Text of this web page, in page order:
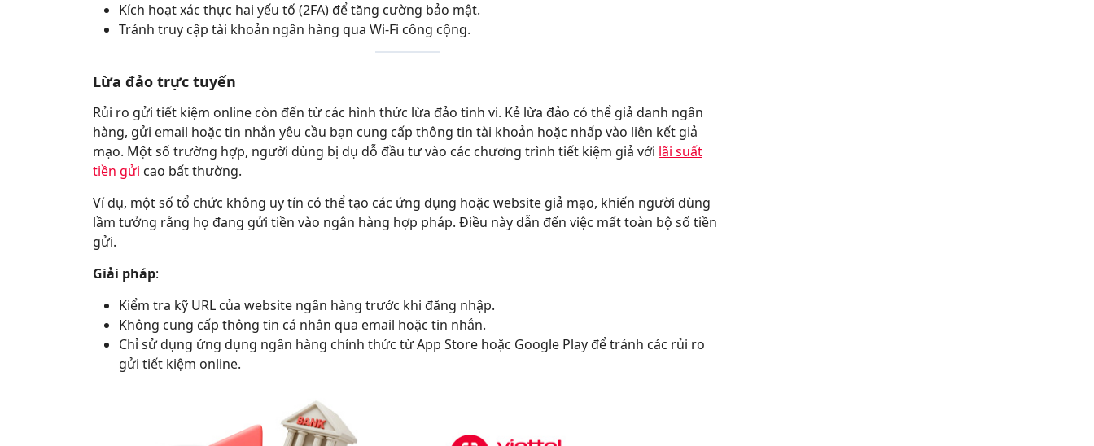
Kích hoạt xác thực hai yếu tố (2FA) để tăng cường bảo mật.
Tránh truy cập tài khoản ngân hàng qua Wi-Fi công cộng.
Lừa đảo trực tuyến
Rủi ro gửi tiết kiệm online còn đến từ các hình thức lừa đảo tinh vi. Kẻ lừa đảo có thể giả danh ngân
hàng, gửi email hoặc tin nhắn yêu cầu bạn cung cấp thông tin tài khoản hoặc nhấp vào liên kết giả
mạo. Một số trường hợp, người dùng bị dụ dỗ đầu tư vào các chương trình tiết kiệm giả với lãi suất
tiền gửi cao bất thường.
Ví dụ, một số tổ chức không uy tín có thể tạo các ứng dụng hoặc website giả mạo, khiến người dùng
lầm tưởng rằng họ đang gửi tiền vào ngân hàng hợp pháp. Điều này dẫn đến việc mất toàn bộ số tiền
gửi.
Giải pháp:
Kiểm tra kỹ URL của website ngân hàng trước khi đăng nhập.
Không cung cấp thông tin cá nhân qua email hoặc tin nhắn.
Chỉ sử dụng ứng dụng ngân hàng chính thức từ App Store hoặc Google Play để tránh các rủi ro
gửi tiết kiệm online.